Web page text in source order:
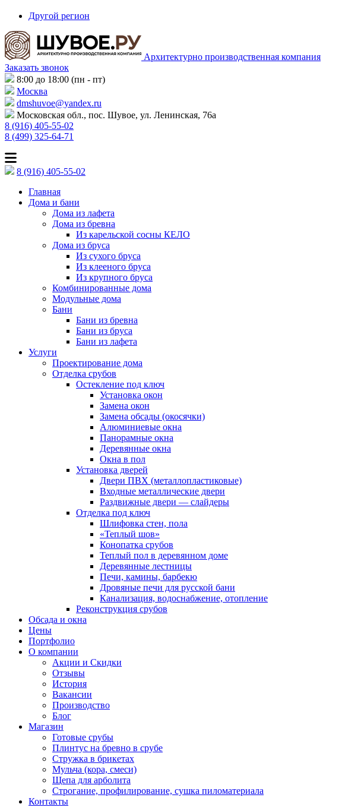
Другой регион
Архитектурно производственная компания
Заказать звонок
8:00 до 18:00 (пн - пт)
Москва
dmshuvoe@yandex.ru
Московская обл., пос. Шувое, ул. Ленинская, 76а
8 (916) 405-55-02
8 (499) 325-64-71
8 (916) 405-55-02
Главная
Дома и бани
Дома из лафета
Дома из бревна
Из карельской сосны КЕЛО
Дома из бруса
Из сухого бруса
Из клееного бруса
Из крупного бруса
Комбинированные дома
Модульные дома
Бани
Бани из бревна
Бани из бруса
Бани из лафета
Услуги
Проектирование дома
Отделка срубов
Остекление под ключ
Установка окон
Замена окон
Замена обсады (окосячки)
Алюминиевые окна
Панорамные окна
Деревянные окна
Окна в пол
Установка дверей
Двери ПВХ (металлопластиковые)
Входные металлические двери
Раздвижные двери — слайдеры
Отделка под ключ
Шлифовка стен, пола
«Теплый шов»
Конопатка срубов
Теплый пол в деревянном доме
Деревянные лестницы
Печи, камины, барбекю
Дровяные печи для русской бани
Канализация, водоснабжение, отопление
Реконструкция срубов
Обсада и окна
Цены
Портфолио
О компании
Акции и Скидки
Отзывы
История
Вакансии
Производство
Блог
Магазин
Готовые срубы
Плинтус на бревно в срубе
Стружка в брикетах
Мульча (кора, смеси)
Щепа для арболита
Строгание, профилирование, сушка пиломатериала
Контакты